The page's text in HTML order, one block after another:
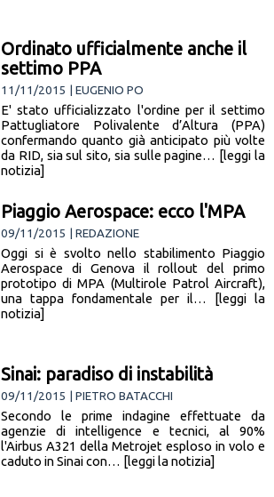
Ordinato ufficialmente anche il
settimo PPA
11/11/2015 | EUGENIO PO
E' stato ufficializzato l'ordine per il settimo
Pattugliatore Polivalente d’Altura (PPA)
confermando quanto già anticipato più volte
da RID, sia sul sito, sia sulle pagine… [leggi la
notizia]
Piaggio Aerospace: ecco l'MPA
09/11/2015 | REDAZIONE
Oggi si è svolto nello stabilimento Piaggio
Aerospace di Genova il rollout del primo
prototipo di MPA (Multirole Patrol Aircraft),
una tappa fondamentale per il… [leggi la
notizia]
Sinai: paradiso di instabilità
09/11/2015 | PIETRO BATACCHI
Secondo le prime indagine effettuate da
agenzie di intelligence e tecnici, al 90%
l'Airbus A321 della Metrojet esploso in volo e
caduto in Sinai con… [leggi la notizia]